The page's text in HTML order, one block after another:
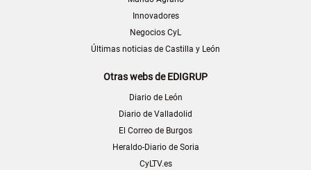
Innovadores
Negocios CyL
Últimas noticias de Castilla y León
Otras webs de EDIGRUP
Diario de León
Diario de Valladolid
El Correo de Burgos
Heraldo-Diario de Soria
CyLTV.es